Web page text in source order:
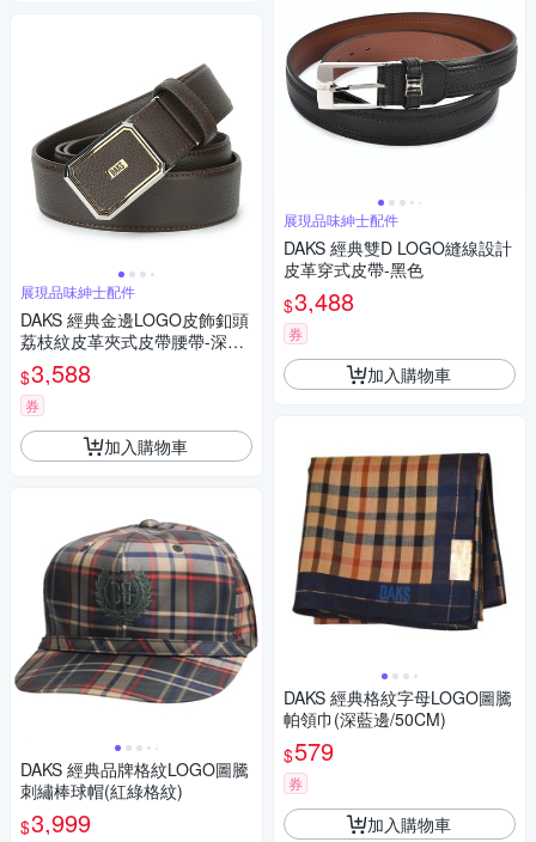
展現品味紳士配件
DAKS 經典金邊LOGO皮飾釦頭
荔枝紋皮革夾式皮帶腰帶-深咖
啡色
$3,588
券
加入購物車
DAKS 經典品牌格紋LOGO圖騰
刺繡棒球帽(紅綠格紋)
$3,999
展現品味紳士配件
DAKS 經典雙D LOGO縫線設計
皮革穿式皮帶-黑色
$3,488
券
加入購物車
DAKS 經典格紋字母LOGO圖騰
帕領巾(深藍邊/50CM)
$579
券
加入購物車